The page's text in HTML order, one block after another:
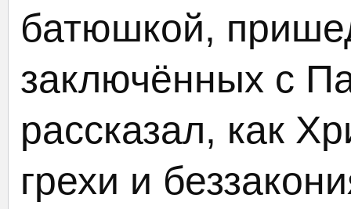
батюшкой,
заключённых с
рассказал, как
грехи и